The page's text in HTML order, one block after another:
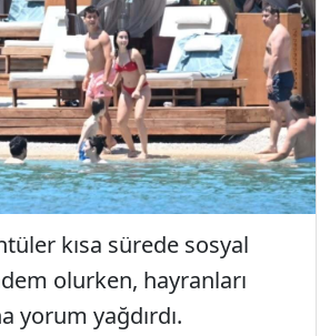
kısa sürede sosyal
olurken, hayranları
yorum yağdırdı.